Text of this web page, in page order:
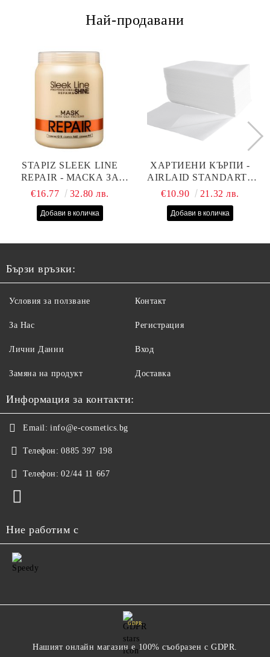
Най-продавани
STAPIZ SLEEK LINE
REPAIR - МАСКА ЗА
СУХИ, ИЗТОЩЕНИ И
КОПРИНЕНИ
€16.77 32.80 лв.
ХАРТИЕНИ КЪРПИ -
AIRLAID STANDART -
40СМ/70СМ - 100БР
€10.90 21.32 лв.
Бързи връзки:
Условия за ползване
За Нас
Лични Данни
Замяна на продукт
Контакт
Регистрация
Вход
Доставка
Информация за контакти:
Email: info@e-cosmetics.bg
Телефон: 0885 397 198
Телефон: 02/44 11 667
Ние работим с
GDPR
Нашият онлайн магазин е 100% съобразен с GDPR.